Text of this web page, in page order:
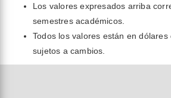
Los valores expresados arriba
semestres académicos.
Todos los valores están en
sujetos a cambios.